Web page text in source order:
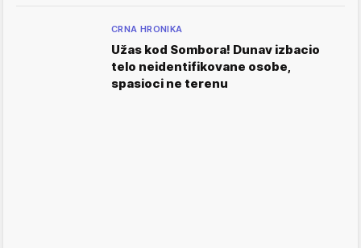
CRNA HRONIKA
Užas kod Sombora! Dunav izbacio
telo neidentifikovane osobe,
spasioci ne terenu